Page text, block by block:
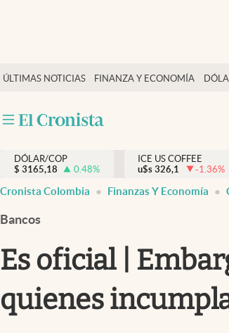
ÚLTIMAS NOTICIAS FINANZA Y ECONOMÍA
Salud y nutrición
Tiempo libre
Dólar y mercados
Curiosidades
DÓLAR/COP
$ 3165,18 0.48%
ICE US COFFEE
u$s 326,1 -1.36%
Cronista Colombia Finanzas Y Economía
Bancos
Es oficial |
quienes